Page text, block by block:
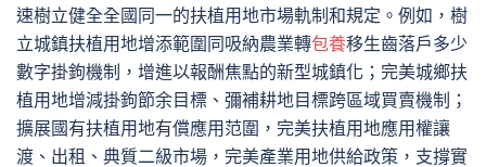
速樹立健全全國同一的扶植用地市場軌制和規定。例如，樹
立城鎮扶植用地增添範圍同吸納農業轉包養移生齒落戶多少
數字掛鉤機制，增進以報酬焦點的新型城鎮化；完美城鄉扶
植用地增減掛鉤節余目標、彌補耕地目標跨區域買賣機制；
擴展國有扶植用地有償應用范圍，完美扶植用地應用權讓
渡、出租、典質二級市場，完美產業用地供給政策，支撐實